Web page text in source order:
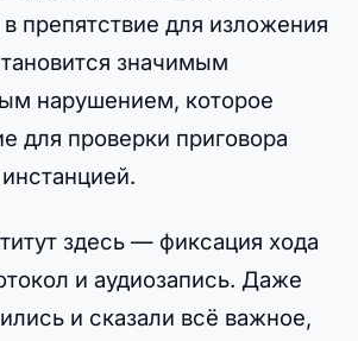
препятствие для изложения
значимым
нарушением, которое
для проверки приговора
здесь — фиксация хода
и аудиозапись. Даже
и сказали всё важное,